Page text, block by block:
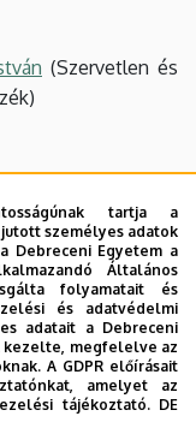
(Szervetlen és
Chemistry)
(Department of
tartja a
személyes adatok
Debreceni Egyetem a
Általános
folyamatait és
és adatvédelmi
adatait a Debreceni
kezelte, megfelelve az
A GDPR előírásait
amelyet az
tájékoztató. DE